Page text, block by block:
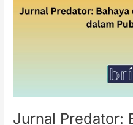
Jurnal Predator:
Ancaman